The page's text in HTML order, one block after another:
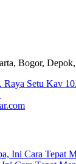
Bogor,
Raya Setu Kav